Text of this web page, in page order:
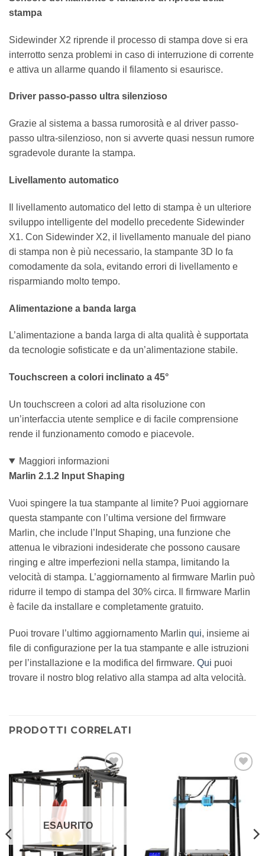
stampa
Sidewinder X2 riprende il processo di stampa dove si era
interrotto senza problemi in caso di interruzione di corrente
e attiva un allarme quando il filamento si esaurisce.
Driver passo-passo ultra silenzioso
Grazie al sistema a bassa rumorosità e al driver passo-
passo ultra-silenzioso, non si avverte quasi nessun rumore
sgradevole durante la stampa.
Livellamento automatico
Il livellamento automatico del letto di stampa è un ulteriore
sviluppo intelligente del modello precedente Sidewinder
X1. Con Sidewinder X2, il livellamento manuale del piano
di stampa non è più necessario, la stampante 3D lo fa
comodamente da sola, evitando errori di livellamento e
risparmiando molto tempo.
Alimentazione a banda larga
L’alimentazione a banda larga di alta qualità è supportata
da tecnologie sofisticate e da un’alimentazione stabile.
Touchscreen a colori inclinato a 45°
Un touchscreen a colori ad alta risoluzione con
un’interfaccia utente semplice e di facile comprensione
rende il funzionamento comodo e piacevole.
Maggiori informazioni
Marlin 2.1.2 Input Shaping
Vuoi spingere la tua stampante al limite? Puoi aggiornare
questa stampante con l’ultima versione del firmware
Marlin, che include l’Input Shaping, una funzione che
attenua le vibrazioni indesiderate che possono causare
ringing e altre imperfezioni nella stampa, limitando la
velocità di stampa. L’aggiornamento al firmware Marlin può
ridurre il tempo di stampa del 30% circa. Il firmware Marlin
è facile da installare e completamente gratuito.
Puoi trovare l’ultimo aggiornamento Marlin qui, insieme ai
file di configurazione per la tua stampante e alle istruzioni
per l’installazione e la modifica del firmware. Qui puoi
trovare il nostro blog relativo alla stampa ad alta velocità.
PRODOTTI CORRELATI
Aggiungi
alla lista
ESAURITO
Aggiungi
alla lista
dei
desideri